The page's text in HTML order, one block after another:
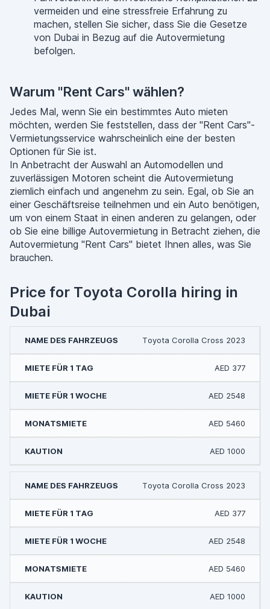
vermeiden und eine stressfreie Erfahrung zu
machen, stellen Sie sicher, dass Sie die Gesetze
von Dubai in Bezug auf die Autovermietung
befolgen.
Warum "Rent Cars" wählen?
Jedes Mal, wenn Sie ein bestimmtes Auto mieten
möchten, werden Sie feststellen, dass der "Rent Cars"-
Vermietungsservice wahrscheinlich eine der besten
Optionen für Sie ist.
In Anbetracht der Auswahl an Automodellen und
zuverlässigen Motoren scheint die Autovermietung
ziemlich einfach und angenehm zu sein. Egal, ob Sie an
einer Geschäftsreise teilnehmen und ein Auto benötigen,
um von einem Staat in einen anderen zu gelangen, oder
ob Sie eine billige Autovermietung in Betracht ziehen, die
Autovermietung "Rent Cars" bietet Ihnen alles, was Sie
brauchen.
Price for Toyota Corolla hiring in
Dubai
Toyota Corolla Cross 2023
AED 377
AED 2548
AED 5460
AED 1000
Toyota Corolla Cross 2023
AED 377
AED 2548
AED 5460
AED 1000